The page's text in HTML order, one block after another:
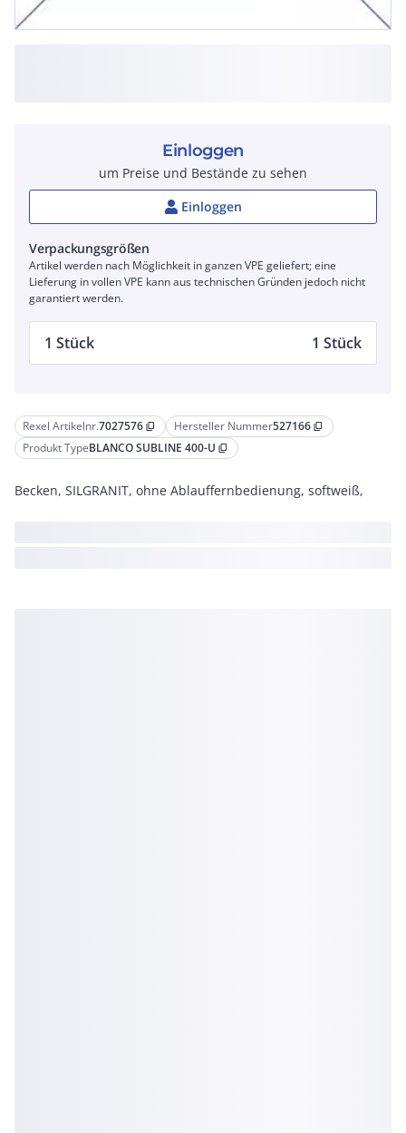
Rexel Artikelnr.7027576 content_copy Hersteller Nummer527166 content_copy
Produkt TypeBLANCO SUBLINE 400-U content_copy
Becken, SILGRANIT, ohne Ablauffernbedienung, softweiß,
Einloggen
um Preise und Bestände zu sehen
Einloggen
Verpackungsgrößen
Artikel werden nach Möglichkeit in ganzen VPE geliefert; eine
Lieferung in vollen VPE kann aus technischen Gründen jedoch nicht
garantiert werden.
1 Stück 1 Stück